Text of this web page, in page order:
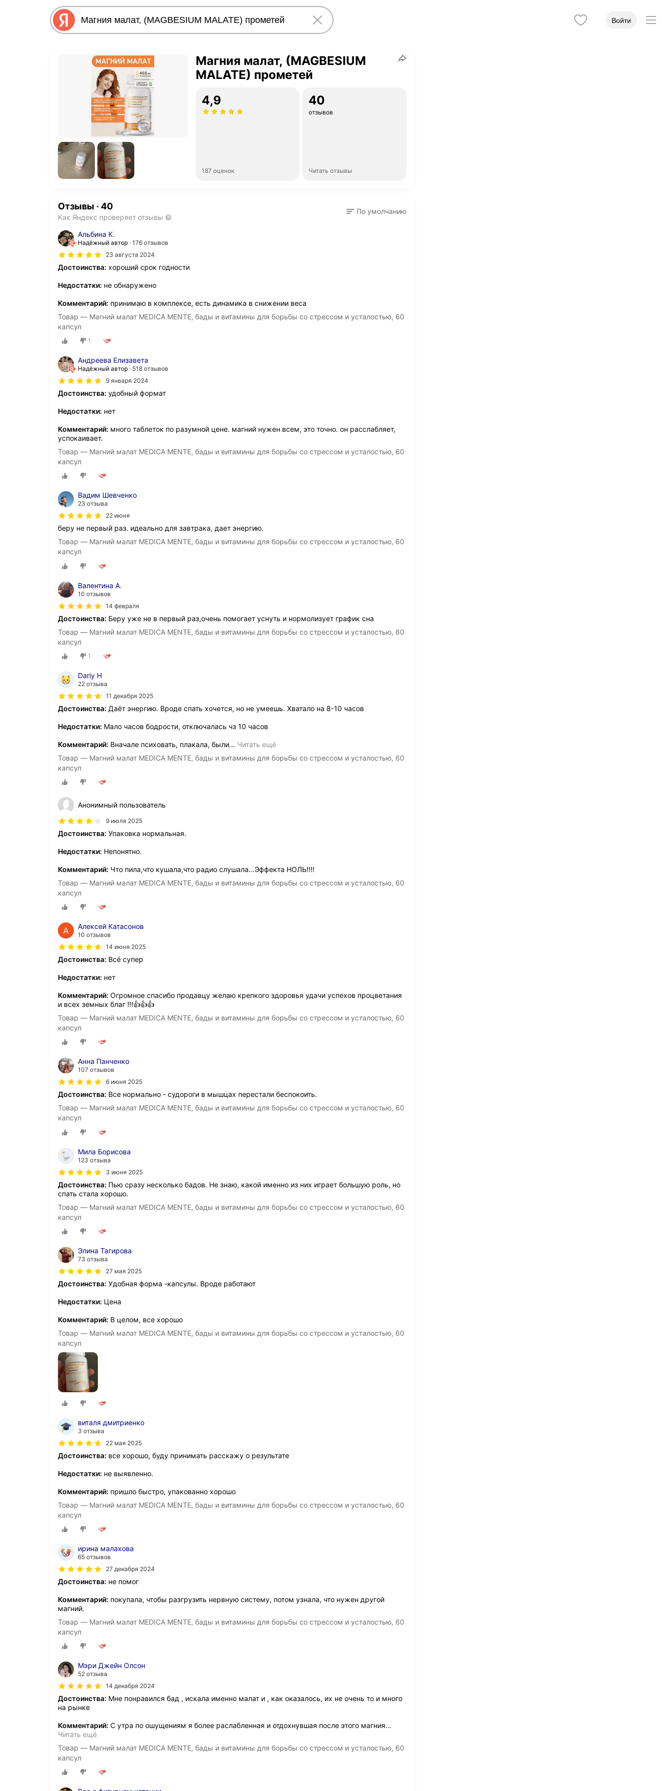
Войти
Магния малат, (MAGBESIUM
MALATE) прометей
4,9
187 оценок
40
отзывов
Читать отзывы
Отзывы · 40
Как Яндекс проверяет отзывы
По умолчанию
Альбина К.
Надёжный автор 176 отзывов
23 августа 2024
Достоинства: хороший срок годности
Недостатки: не обнаружено
Комментарий: принимаю в комплексе, есть динамика в снижении веса
Товар — Магний малат MEDICA MENTE, бады и витамины для борьбы со стрессом и усталостью, 60
капсул
1
Андреева Елизавета
Надёжный автор
518 отзывов
9 января 2024
Достоинства: удобный формат
Недостатки: нет
Комментарий: много таблеток по разумной цене. магний нужен всем, это точно. он расслабляет,
успокаивает.
Товар — Магний малат MEDICA MENTE, бады и витамины для борьбы со стрессом и усталостью, 60
капсул
Вадим Шевченко
23 отзыва
22 июня
беру не первый раз. идеально для завтрака, дает энергию.
Товар — Магний малат MEDICA MENTE, бады и витамины для борьбы со стрессом и усталостью, 60
капсул
Валентина А.
10 отзывов
14 февраля
Достоинства: Беру уже не в первый раз,очень помогает уснуть и нормолизует график сна
Товар — Магний малат MEDICA MENTE, бады и витамины для борьбы со стрессом и усталостью, 60
капсул
1
Dariy Н
22 отзыва
11 декабря 2025
Достоинства: Даёт энергию. Вроде спать хочется, но не умеешь. Хватало на 8-10 часов
Недостатки: Мало часов бодрости, отключалась чз 10 часов
Комментарий: Вначале психовать, плакала, были… Читать ещё
Товар — Магний малат MEDICA MENTE, бады и витамины для борьбы со стрессом и усталостью, 60
капсул
Анонимный пользователь
9 июля 2025
Достоинства: Упаковка нормальная.
Недостатки: Непонятно.
Комментарий: Что пила,что кушала,что радио слушала...Эффекта НОЛЬ!!!!
Товар — Магний малат MEDICA MENTE, бады и витамины для борьбы со стрессом и усталостью, 60
капсул
Алексей Катасонов
10 отзывов
14 июня 2025
Достоинства: Всё супер
Недостатки: нет
Комментарий: Огромное спасибо продавцу желаю крепкого здоровья удачи успехов процветания
и всех земных благ !!!👍👍👍
Товар — Магний малат MEDICA MENTE, бады и витамины для борьбы со стрессом и усталостью, 60
капсул
Анна Панченко
107 отзывов
6 июня 2025
Достоинства: Все нормально - судороги в мышцах перестали беспокоить.
Товар — Магний малат MEDICA MENTE, бады и витамины для борьбы со стрессом и усталостью, 60
капсул
Мила Борисова
123 отзыва
3 июня 2025
Достоинства: Пью сразу несколько бадов. Не знаю, какой именно из них играет большую роль, но
спать стала хорошо.
Товар — Магний малат MEDICA MENTE, бады и витамины для борьбы со стрессом и усталостью, 60
капсул
Элина Тагирова
73 отзыва
27 мая 2025
Достоинства: Удобная форма -капсулы. Вроде работают
Недостатки: Цена
Комментарий: В целом, все хорошо
Товар — Магний малат MEDICA MENTE, бады и витамины для борьбы со стрессом и усталостью, 60
капсул
виталя дмитриенко
3 отзыва
22 мая 2025
Достоинства: все хорошо, буду принимать расскажу о результате
Недостатки: не выявленно.
Комментарий: пришло быстро, упакованно хорошо
Товар — Магний малат MEDICA MENTE, бады и витамины для борьбы со стрессом и усталостью, 60
капсул
ирина малахова
65 отзывов
27 декабря 2024
Достоинства: не помог
Комментарий: покупала, чтобы разгрузить нервную систему, потом узнала, что нужен другой
магний.
Товар — Магний малат MEDICA MENTE, бады и витамины для борьбы со стрессом и усталостью, 60
капсул
Мэри Джейн Олсон
52 отзыва
14 декабря 2024
Достоинства: Мне понравился бад , искала именно малат и , как оказалось, их не очень то и много
на рынке
Комментарий: С утра по ошущениям я более раслабленная и отдохнувшая после этого магния…
Читать ещё
Товар — Магний малат MEDICA MENTE, бады и витамины для борьбы со стрессом и усталостью, 60
капсул